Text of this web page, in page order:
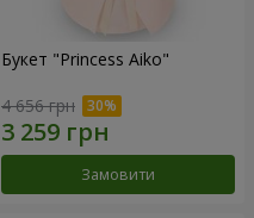
Букет "Princess Aiko"
4 656 грн
Замовити